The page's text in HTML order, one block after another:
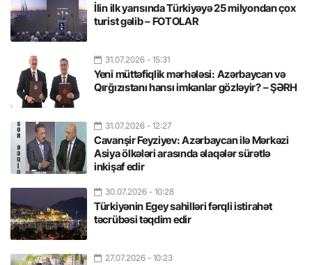
İlin ilk yarısında Türkiyəyə 25 milyondan çox
turist gəlib – FOTOLAR
31.07.2026 - 15:31
Yeni müttəfiqlik mərhələsi: Azərbaycan və
Qırğızıstanı hansı imkanlar gözləyir? – ŞƏRH
31.07.2026 - 12:27
Cavanşir Feyziyev: Azərbaycan ilə Mərkəzi
Asiya ölkələri arasında əlaqələr sürətlə
inkişaf edir
30.07.2026 - 10:28
Türkiyənin Egey sahilləri fərqli istirahət
təcrübəsi təqdim edir
27.07.2026 - 10:23